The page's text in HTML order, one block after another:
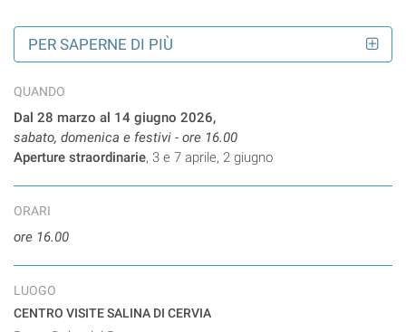
PER SAPERNE DI PIÙ
QUANDO
Dal 28 marzo al 14 giugno 2026,
sabato, domenica e festivi - ore 16.00
Aperture straordinarie, 3 e 7 aprile, 2 giugno
ORARI
ore 16.00
LUOGO
CENTRO VISITE SALINA DI CERVIA